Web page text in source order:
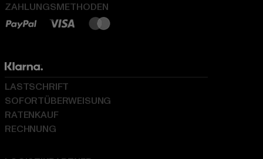
ZAHLUNGSMETHODEN
LASTSCHRIFT
SOFORTÜBERWEISUNG
RATENKAUF
RECHNUNG